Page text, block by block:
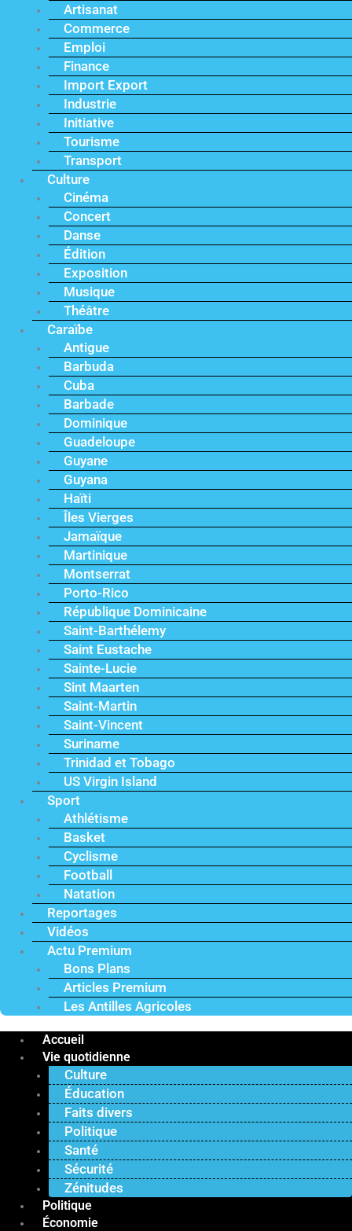
Artisanat
Commerce
Emploi
Finance
Import Export
Industrie
Initiative
Tourisme
Transport
Culture
Cinéma
Concert
Danse
Édition
Exposition
Musique
Théâtre
Caraïbe
Antigue
Barbuda
Cuba
Barbade
Dominique
Guadeloupe
Guyane
Guyana
Haïti
Îles Vierges
Jamaïque
Martinique
Montserrat
Porto-Rico
République Dominicaine
Saint-Barthélemy
Saint Eustache
Sainte-Lucie
Sint Maarten
Saint-Martin
Saint-Vincent
Suriname
Trinidad et Tobago
US Virgin Island
Sport
Athlétisme
Basket
Cyclisme
Football
Natation
Reportages
Vidéos
Actu Premium
Bons Plans
Articles Premium
Les Antilles Agricoles
Accueil
Vie quotidienne
Culture
Éducation
Faits divers
Politique
Santé
Sécurité
Zénitudes
Politique
Économie